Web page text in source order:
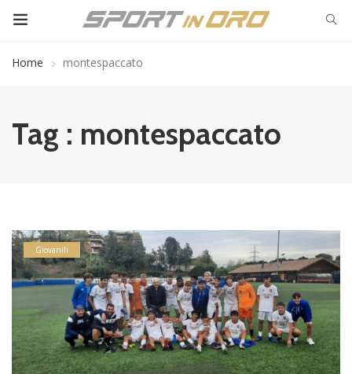
Home montespaccato
Tag : montespaccato
Giovanili